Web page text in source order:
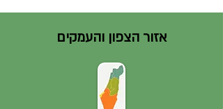
אזור הצפון והעמקים